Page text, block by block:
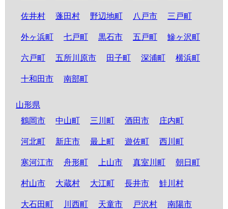
佐井村 蓬田村 野辺地町 八戸市 三戸町
外ヶ浜町 七戸町 黒石市 五戸町 鰺ヶ沢町
六戸町 五所川原市 田子町 深浦町 横浜町
十和田市 南部町
山形県
鶴岡市
中山町 三川町 酒田市 庄内町
河北町 新庄市 最上町 遊佐町 西川町
寒河江市 舟形町 上山市 真室川町 朝日町
村山市 大蔵村 大江町 長井市 鮭川村
大石田町 川西町 天童市 戸沢村 南陽市